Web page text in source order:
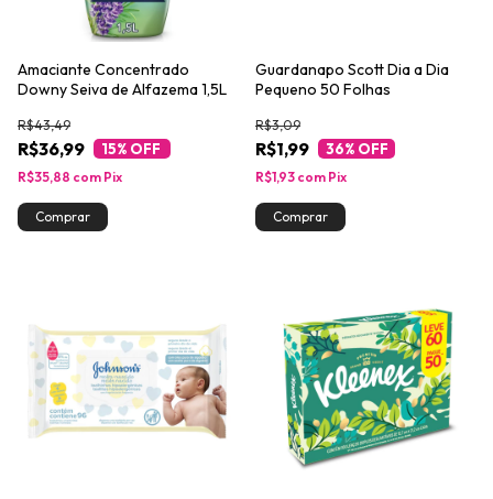
Amaciante Concentrado
Downy Seiva de Alfazema 1,5L
R$36,99
R$43,49
15% OFF
R$35,88 com Pix
Guardanapo Scott Dia a Dia
Pequeno 50 Folhas
R$1,99
R$3,09
36% OFF
R$1,93 com Pix